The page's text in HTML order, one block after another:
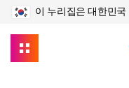
이 누리집은 대한민